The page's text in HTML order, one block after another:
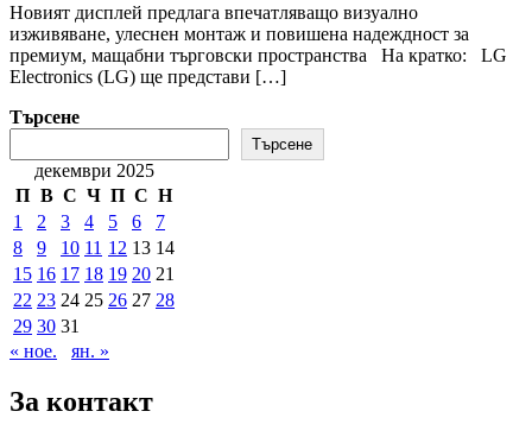
Новият дисплей предлага впечатляващо визуално
изживяване, улеснен монтаж и повишена надеждност за
премиум, мащабни търговски пространства На кратко: LG
Electronics (LG) ще представи […]
Търсене
Търсене
декември 2025
П В С Ч П С Н
1
2 3 4 5 6
7
8
9 10 11 12 13 14
15 16 17 18 19 20 21
22 23 24 25 26 27 28
29 30 31
« ное.
ян. »
За контакт